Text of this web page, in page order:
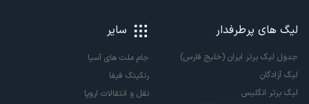
لیگ های پرطرفدار
جدول لیگ برتر ایران (خلیج فارس)
لیگ آزادگان
لیگ برتر انگلیس
سایر
جام ملت های آسیا
رنکینگ فیفا
نقل و انتقالات اروپا